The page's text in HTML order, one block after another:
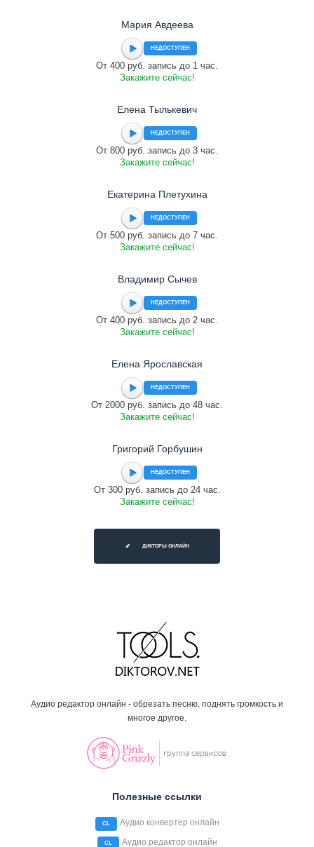
Мария Авдеева
НЕДОСТУПЕН
От 400 руб. запись до 1 час.
Закажите сейчас!
Елена Тылькевич
НЕДОСТУПЕН
От 800 руб. запись до 3 час.
Закажите сейчас!
Екатерина Плетухина
НЕДОСТУПЕН
От 500 руб. запись до 7 час.
Закажите сейчас!
Владимир Сычев
НЕДОСТУПЕН
От 400 руб. запись до 2 час.
Закажите сейчас!
Елена Ярославская
НЕДОСТУПЕН
От 2000 руб. запись до 48 час.
Закажите сейчас!
Григорий Горбушин
НЕДОСТУПЕН
От 300 руб. запись до 24 час.
Закажите сейчас!
ДИКТОРЫ ОНЛАЙН
Аудио редактор онлайн - обрезать песню, поднять громкость и
многое другое.
Полезные ссылки
CL Аудио конвертер онлайн
CL Аудио редактор онлайн